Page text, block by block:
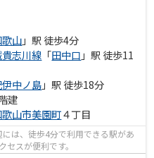
歌山」駅 徒歩4分
志川線 「田中口 」駅 徒歩11
中ノ島」駅 徒歩18分
建
歌山市美園町４丁目
は、徒歩4分で利用できる駅があ
セスが便利です。